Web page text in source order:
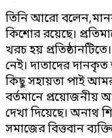
তিনি আরো
কিশোর রয়েছে।
খরচ হয়
নেই। দাতাদের দানকৃত
কিছু সহায়তা পাই
বর্তমানে প্রয়োজনীয়
দেখা দিয়েছে। অনাথ
সমাজের বিত্তবান